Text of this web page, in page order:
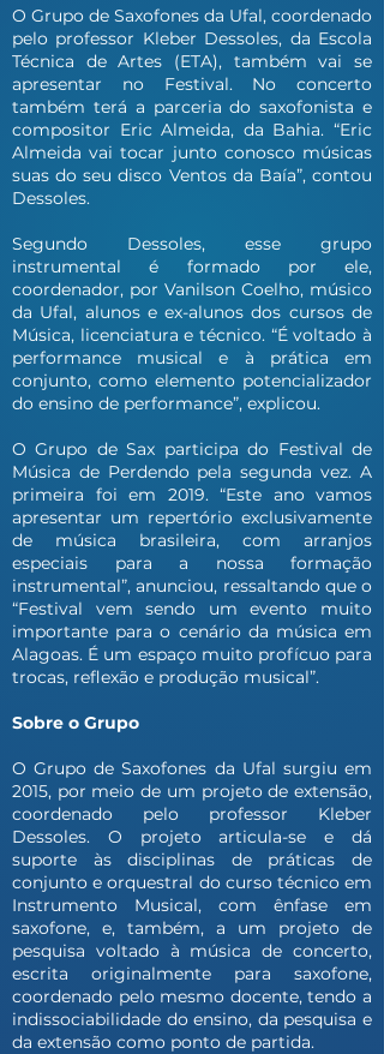
O Grupo de Saxofones da Ufal, coordenado
pelo professor Kleber Dessoles, da Escola
Técnica de Artes (ETA), também vai se
apresentar no Festival. No concerto
também terá a parceria do saxofonista e
compositor Eric Almeida, da Bahia. “Eric
Almeida vai tocar junto conosco músicas
suas do seu disco Ventos da Baía”, contou
Dessoles.
Segundo Dessoles, esse grupo
instrumental é formado por ele,
coordenador, por Vanilson Coelho, músico
da Ufal, alunos e ex-alunos dos cursos de
Música, licenciatura e técnico. “É voltado à
performance musical e à prática em
conjunto, como elemento potencializador
do ensino de performance”, explicou.
O Grupo de Sax participa do Festival de
Música de Perdendo pela segunda vez. A
primeira foi em 2019. “Este ano vamos
apresentar um repertório exclusivamente
de música brasileira, com arranjos
especiais para a nossa formação
instrumental”, anunciou, ressaltando que o
“Festival vem sendo um evento muito
importante para o cenário da música em
Alagoas. É um espaço muito profícuo para
trocas, reflexão e produção musical”.
Sobre o Grupo
O Grupo de Saxofones da Ufal surgiu em
2015, por meio de um projeto de extensão,
coordenado pelo professor Kleber
Dessoles. O projeto articula-se e dá
suporte às disciplinas de práticas de
conjunto e orquestral do curso técnico em
Instrumento Musical, com ênfase em
saxofone, e, também, a um projeto de
pesquisa voltado à música de concerto,
escrita originalmente para saxofone,
coordenado pelo mesmo docente, tendo a
indissociabilidade do ensino, da pesquisa e
da extensão como ponto de partida.